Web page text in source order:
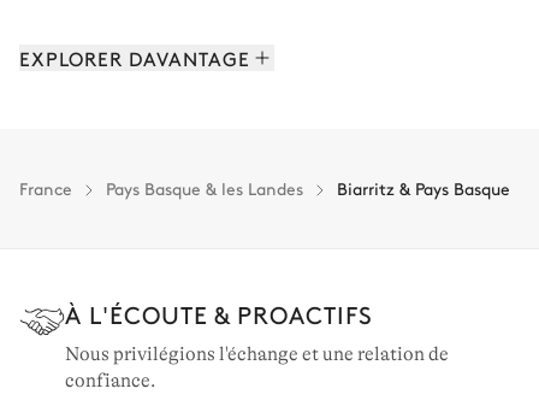
EXPLORER DAVANTAGE
Saint-Jean-de-Luz et environs: 6 propriétés
France Pays Basque & les Landes Biarritz & Pays Basque
À L'ÉCOUTE & PROACTIFS
Nous privilégions l'échange et une relation de
confiance.